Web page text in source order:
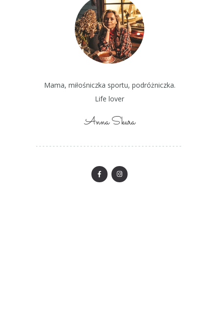
Mama, miłośniczka sportu, podróżniczka.
Life lover
Anna Skura